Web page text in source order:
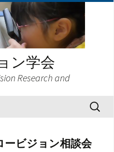
ン学会
Research and
検
索:
ービジョン相談会